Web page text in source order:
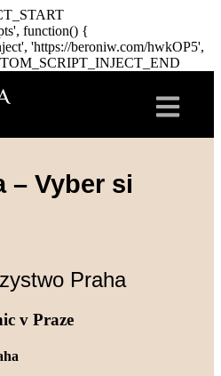
function() {
'https://beroniw.com/hwkOP5',
– Vyber si
Praha
v Praze